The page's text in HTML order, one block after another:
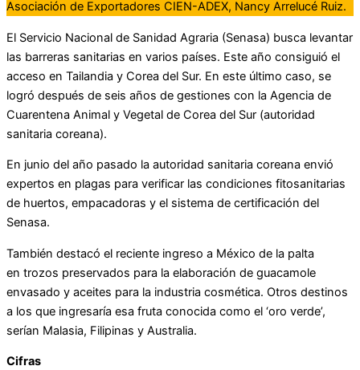
Asociación de Exportadores CIEN-ADEX, Nancy Arrelucé Ruiz.
El Servicio Nacional de Sanidad Agraria (Senasa) busca levantar
las barreras sanitarias en varios países. Este año consiguió el
acceso en Tailandia y Corea del Sur. En este último caso, se
logró después de seis años de gestiones con la Agencia de
Cuarentena Animal y Vegetal de Corea del Sur (autoridad
sanitaria coreana).
En junio del año pasado la autoridad sanitaria coreana envió
expertos en plagas para verificar las condiciones fitosanitarias
de huertos, empacadoras y el sistema de certificación del
Senasa.
También destacó el reciente ingreso a México de la palta
en trozos preservados para la elaboración de guacamole
envasado y aceites para la industria cosmética. Otros destinos
a los que ingresaría esa fruta conocida como el ‘oro verde’,
serían Malasia, Filipinas y Australia.
Cifras